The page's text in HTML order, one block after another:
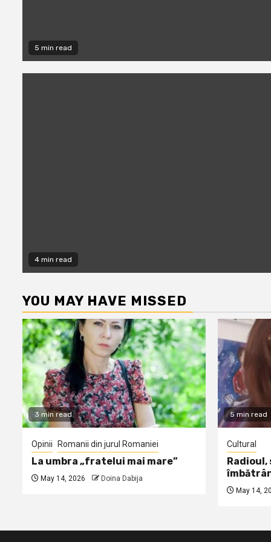
5 min read
4 min read
YOU MAY HAVE MISSED
3 min read
Opinii Romanii din jurul Romaniei
La umbra „fratelui mai mare”
May 14, 2026 Doina Dabija
5 min read
Cultural
May 14,